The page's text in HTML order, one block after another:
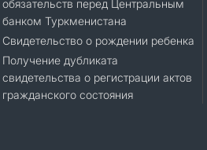
обязательств перед Центральным
банком Туркменистана
Свидетельство о рождении ребенка
Получение дубликата
свидетельства о регистрации актов
гражданского состояния